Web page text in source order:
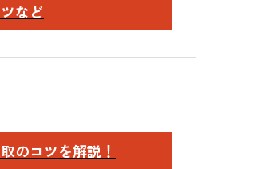
など
のコツを解説！